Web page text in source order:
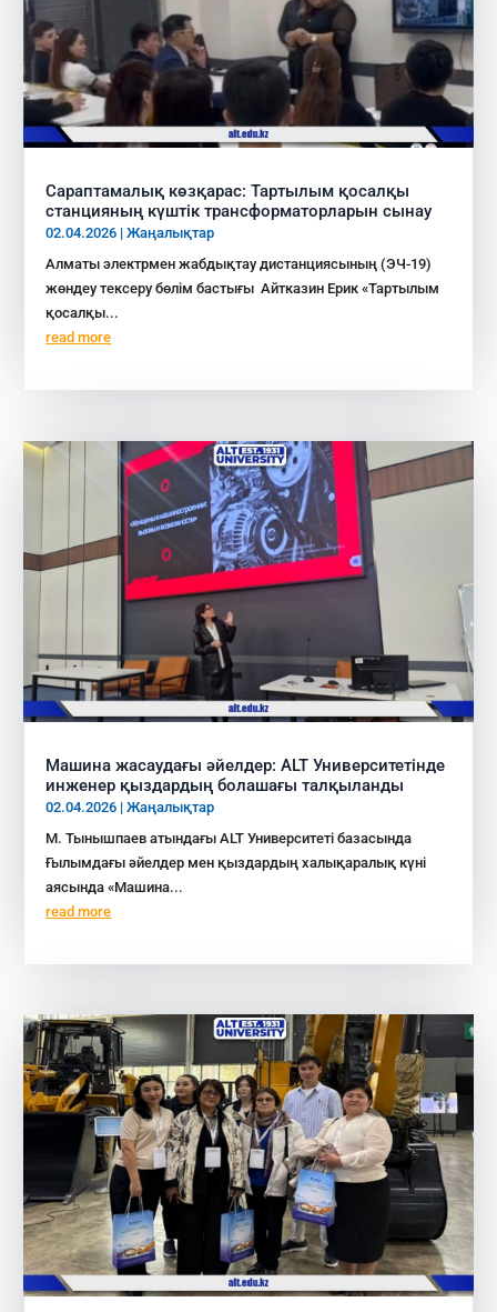
Сараптамалық көзқарас: Тартылым қосалқы
станцияның күштік трансформаторларын сынау
02.04.2026 |Жаңалықтар
Алматы электрмен жабдықтау дистанциясының (ЭЧ-19)
жөндеу тексеру бөлім бастығы Айтказин Ерик «Тартылым
қосалқы...
read more
Машина жасаудағы әйелдер: ALT Университетінде
инженер қыздардың болашағы талқыланды
02.04.2026 |Жаңалықтар
М. Тынышпаев атындағы ALT Университеті базасында
Ғылымдағы әйелдер мен қыздардың халықаралық күні
аясында «Машина...
read more